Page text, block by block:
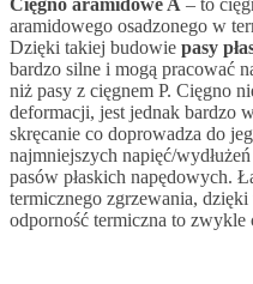
aramidowego osadzonego w
Dzięki takiej budowie pasy
bardzo silne i mogą pracować
niż pasy z cięgnem P. Cięgno
deformacji, jest jednak bardzo
skręcanie co doprowadza do
najmniejszych napięć/
pasów płaskich napędowych.
termicznego zgrzewania,
odporność termiczna to zwykle